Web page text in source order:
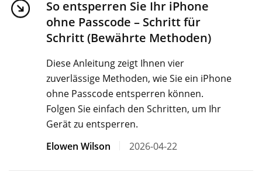
So entsperren Sie Ihr iPhone
ohne Passcode – Schritt für
Schritt (Bewährte Methoden)
Diese Anleitung zeigt Ihnen vier
zuverlässige Methoden, wie Sie ein iPhone
ohne Passcode entsperren können.
Folgen Sie einfach den Schritten, um Ihr
Gerät zu entsperren.
Elowen Wilson
2026-04-22